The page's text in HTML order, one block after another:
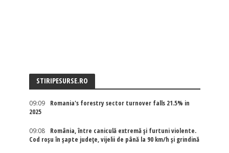
STIRIPESURSE.RO
09:09
Romania's forestry sector turnover falls 21.5% in
2025
09:08
România, între caniculă extremă și furtuni violente.
Cod roșu în șapte județe, vijelii de până la 90 km/h și grindină